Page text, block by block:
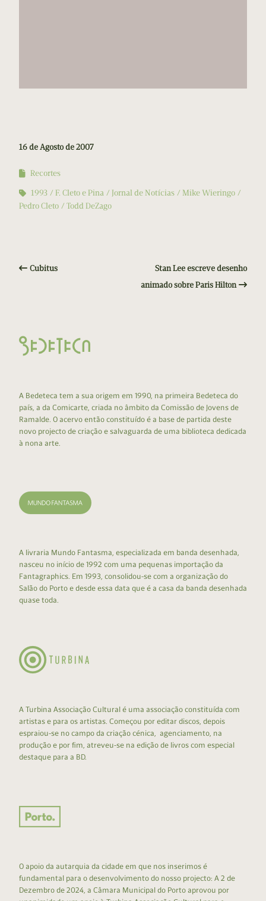
16 de Agosto de 2007
Recortes
1993
F. Cleto e Pina Jornal de Notícias
Mike Wieringo
Pedro Cleto
Todd DeZago
Cubitus
Stan Lee escreve desenho
animado sobre Paris Hilton
A Bedeteca tem a sua origem em 1990, na primeira Bedeteca do
país, a da Comicarte, criada no âmbito da Comissão de Jovens de
Ramalde. O acervo então constituído é a base de partida deste
novo projecto de criação e salvaguarda de uma biblioteca dedicada
à nona arte.
A livraria Mundo Fantasma, especializada em banda desenhada,
nasceu no início de 1992 com uma pequenas importação da
Fantagraphics. Em 1993, consolidou-se com a organização do
Salão do Porto e desde essa data que é a casa da banda desenhada
quase toda.
A Turbina Associação Cultural é uma associação constituída com
artistas e para os artistas. Começou por editar discos, depois
espraiou-se no campo da criação cénica, agenciamento, na
produção e por fim, atreveu-se na edição de livros com especial
destaque para a BD.
O apoio da autarquia da cidade em que nos inserimos é
fundamental para o desenvolvimento do nosso projecto: A 2 de
Dezembro de 2024, a Câmara Municipal do Porto aprovou por